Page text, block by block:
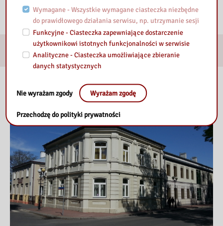
E-usługi
Nasza biblioteka
Wymagane - Wszystkie wymagane ciasteczka niezbędne
do prawidłowego działania serwisu, np. utrzymanie sesji
Funkcyjne - Ciasteczka zapewniające dostarczenie
użytkownikowi istotnych funkcjonalności w serwisie
Analityczne - Ciasteczka umożliwiające zbieranie
danych statystycznych
Nie wyrażam zgody Wyrażam zgodę
Przechodzę do polityki prywatności